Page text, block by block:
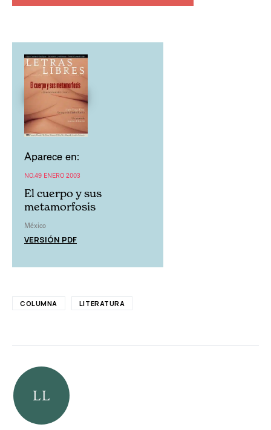
Aparece en:
NO.49 ENERO 2003
El cuerpo y sus
metamorfosis
México
VERSIÓN PDF
COLUMNA LITERATURA